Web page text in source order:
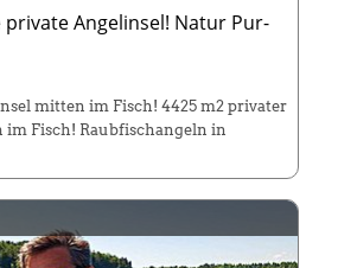
private Angelinsel! Natur Pur-
mitten im Fisch! 4425 m2 privater
Fisch! Raubfischangeln in
davon geträumt auf einer Insel
Nur Sie, Ihre Freunde und/oder
Willkommen, hier wohnen